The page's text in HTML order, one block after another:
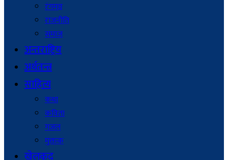
रंगमञ्च
राजनीति
समाज
अन्तराष्ट्रिय
अर्थतन्त्र
साहित्य
कथा
कविता
गजल
मुक्तक
खेलकुद